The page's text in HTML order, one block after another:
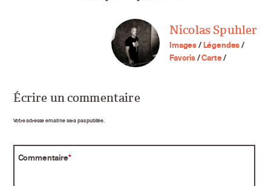
Nicolas Spuhler
Images/Légendes/
Favoris/Carte/
Écrire un commentaire
Votre adresse email ne sera pas publiée.
Commentaire*